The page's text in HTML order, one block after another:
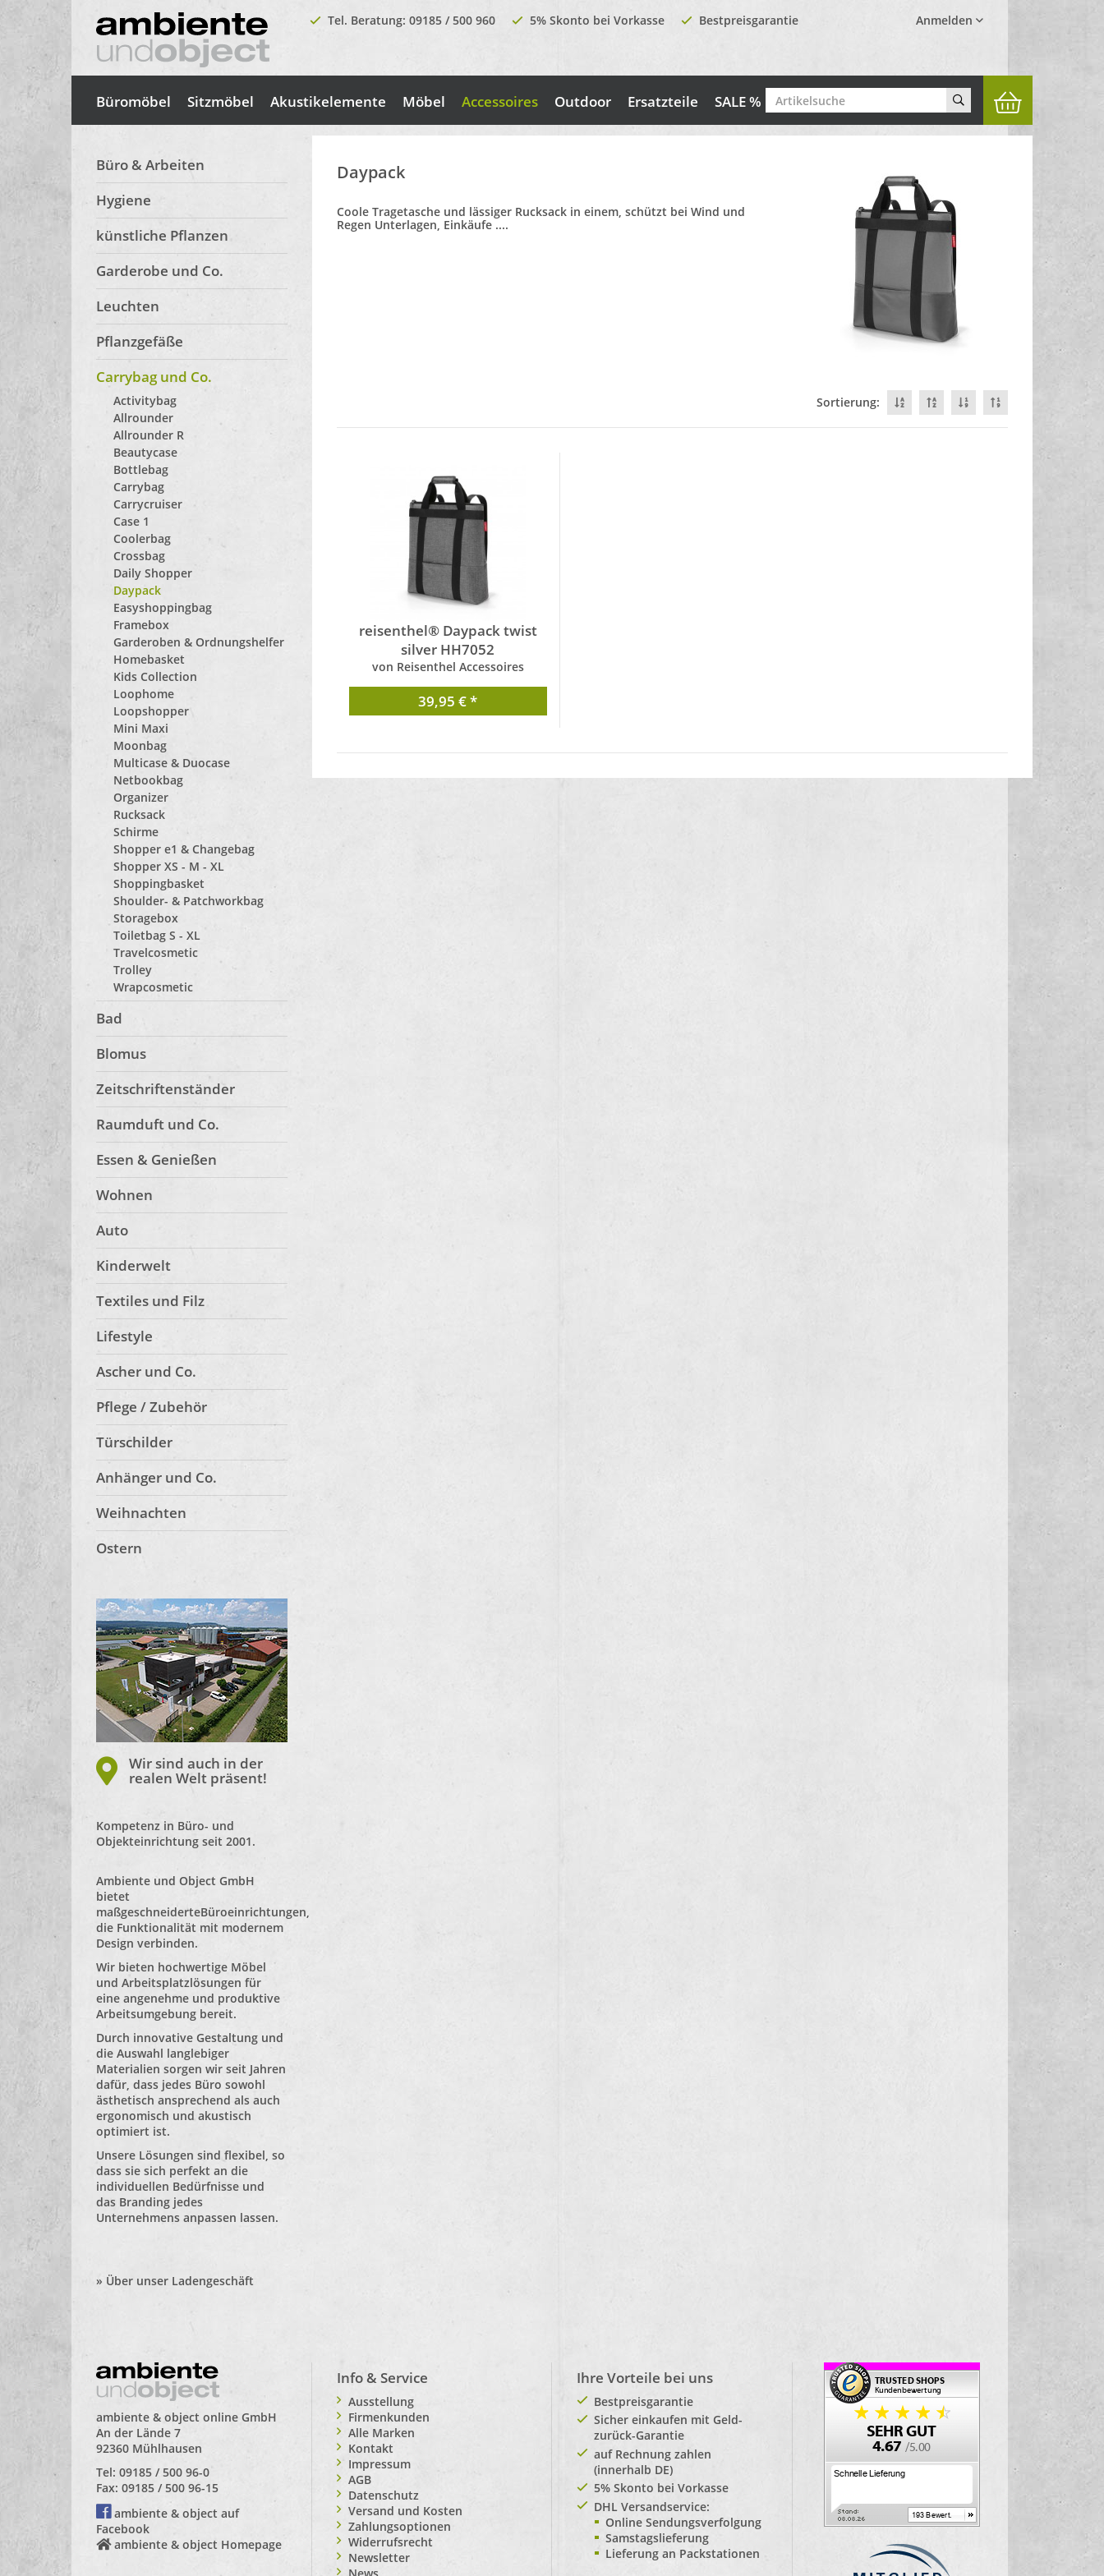
Anmelden
Tel. Beratung: 09185 / 500 960 5% Skonto bei Vorkasse Bestpreisgarantie
Büromöbel Sitzmöbel Akustikelemente Möbel Accessoires Outdoor Ersatzteile SALE %
Büro & Arbeiten
Hygiene
künstliche Pflanzen
Garderobe und Co.
Leuchten
Pflanzgefäße
Carrybag und Co.
Activitybag
Allrounder
Allrounder R
Beautycase
Bottlebag
Carrybag
Carrycruiser
Case 1
Coolerbag
Crossbag
Daily Shopper
Daypack
Easyshoppingbag
Framebox
Garderoben & Ordnungshelfer
Homebasket
Kids Collection
Loophome
Loopshopper
Mini Maxi
Moonbag
Multicase & Duocase
Netbookbag
Organizer
Rucksack
Schirme
Shopper e1 & Changebag
Shopper XS - M - XL
Shoppingbasket
Shoulder- & Patchworkbag
Storagebox
Toiletbag S - XL
Travelcosmetic
Trolley
Wrapcosmetic
Bad
Blomus
Zeitschriftenständer
Raumduft und Co.
Essen & Genießen
Wohnen
Auto
Kinderwelt
Textiles und Filz
Lifestyle
Ascher und Co.
Pflege / Zubehör
Türschilder
Anhänger und Co.
Weihnachten
Ostern
Wir sind auch in der
realen Welt präsent!
Kompetenz in Büro- und
Objekteinrichtung seit 2001.
Ambiente und Object GmbH
bietet
maßgeschneiderteBüroeinrichtungen
die Funktionalität mit modernem
Design verbinden.
Wir bieten hochwertige Möbel
und Arbeitsplatzlösungen für
eine angenehme und produktive
Arbeitsumgebung bereit.
Durch innovative Gestaltung und
die Auswahl langlebiger
Materialien sorgen wir seit Jahren
dafür, dass jedes Büro sowohl
ästhetisch ansprechend als auch
ergonomisch und akustisch
optimiert ist.
Unsere Lösungen sind flexibel, so
dass sie sich perfekt an die
individuellen Bedürfnisse und
das Branding jedes
Unternehmens anpassen lassen.
» Über unser Ladengeschäft
Daypack
Coole Tragetasche und lässiger Rucksack in einem, schützt bei Wind und
Regen Unterlagen, Einkäufe ....
Sortierung:
reisenthel® Daypack twist
silver HH7052
von Reisenthel Accessoires
39,95 € *
ambiente & object online GmbH
An der Lände 7
92360 Mühlhausen
Tel: 09185 / 500 96-0
Fax: 09185 / 500 96-15
ambiente & object auf
Facebook
ambiente & object Homepage
Info & Service
Ausstellung
Firmenkunden
Alle Marken
Kontakt
Impressum
AGB
Datenschutz
Versand und Kosten
Zahlungsoptionen
Widerrufsrecht
Newsletter
News
Ihre Vorteile bei uns
Bestpreisgarantie
Sicher einkaufen mit Geld-
zurück-Garantie
auf Rechnung zahlen
(innerhalb DE)
5% Skonto bei Vorkasse
DHL Versandservice:
Online Sendungsverfolgung
Samstagslieferung
Lieferung an Packstationen